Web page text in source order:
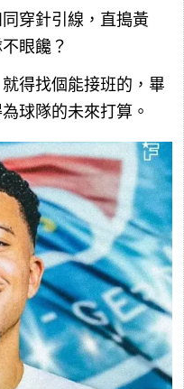
穿針引線，直搗黃
眼饞？
得找個能接班的，畢
球隊的未來打算。